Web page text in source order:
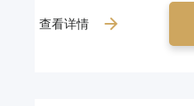
查看详情